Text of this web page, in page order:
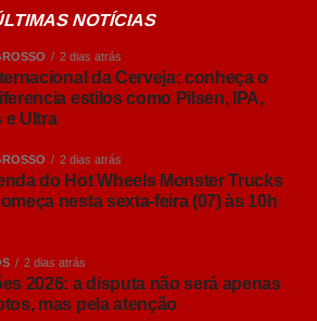
como Pilsen, Lager, IPA, Weiss
vocabulário de muitos brasileiros,
o que realmente diferencia cada
intensidade dos aromas, corpo,
dos estilos ajudam a explicar por
uma experiência diferente.
conhecer mais sobre aquilo que
que uma cerveja tem determinado
uma Pilsen e uma IPA ou
influencia o resultado final
muito mais interessante. Não existe
NOTÍCIAS
2 dias atrás
da Cerveja: conheça o
estilos como Pilsen, IPA,
e Ultra
2 dias atrás
do Hot Wheels Monster Trucks
nesta sexta-feira (07) às 10h
2 dias atrás
2026: a disputa não será apenas
mas pela atenção